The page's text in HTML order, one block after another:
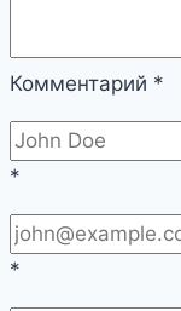
Комментарий *
*
*